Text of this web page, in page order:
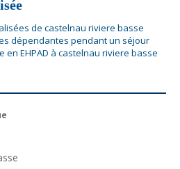
de castelnau riviere basse
dépendantes pendant un séjour
EHPAD à castelnau riviere basse